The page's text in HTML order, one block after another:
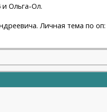
Ольга-Ол.
Личная тема по оп: